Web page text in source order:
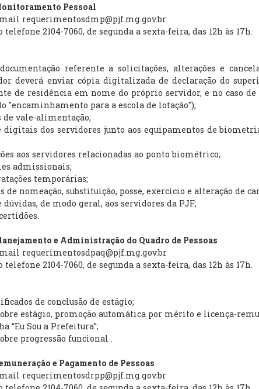
Pessoal
requerimentosdmp@pjf.mg.gov.br
2104-7060, de segunda a sexta-feira, das 12h às 17h.
referente a solicitações, alterações e
deverá enviar cópia digitalizada de declaração do
de residência em nome do próprio servidor, e no caso
"encaminhamento para a escola de lotação");
de vale-alimentação;
digitais dos servidores junto aos equipamentos de
aos servidores relacionadas ao ponto biométrico;
admissionais;
temporárias;
de nomeação, substituição, posse, exercício e alteração de
de modo geral, aos servidores da PJF;
e Administração do Quadro de Pessoas
requerimentosdpaq@pjf.mg.gov.br
2104-7060, de segunda a sexta-feira, das 12h às 17h.
de conclusão de estágio;
estágio, promoção automática por mérito e licença-
“Eu Sou a Prefeitura”;
progressão funcional .
e Pagamento de Pessoas
requerimentosdrpp@pjf.mg.gov.br